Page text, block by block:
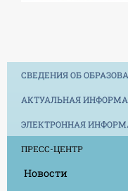
СВЕДЕНИЯ ОБ
АКТУАЛЬНАЯ
ЭЛЕКТРОННАЯ
ПРЕСС-ЦЕНТР
Новости